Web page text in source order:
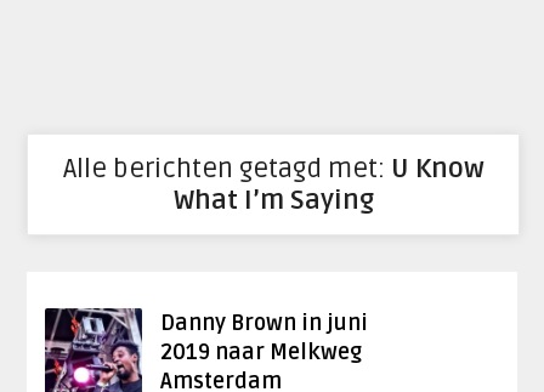
Alle berichten getagd met: U Know
What I’m Saying
Danny Brown in juni
2019 naar Melkweg
Amsterdam